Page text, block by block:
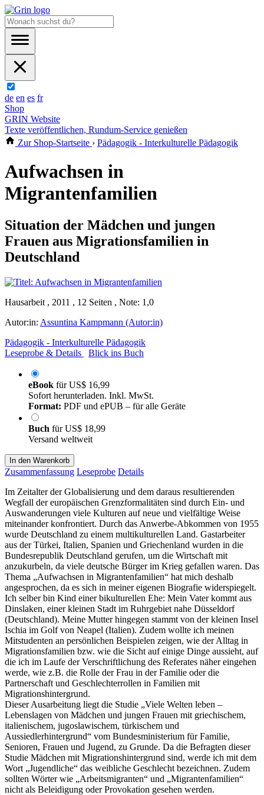
de en es fr
Shop
GRIN Website
Texte veröffentlichen, Rundum-Service genießen
Zur Shop-Startseite › Pädagogik - Interkulturelle Pädagogik
Aufwachsen in
Migrantenfamilien
Situation der Mädchen und jungen
Frauen aus Migrationsfamilien in
Deutschland
Hausarbeit , 2011 , 12 Seiten , Note: 1,0
Autor:in: Assuntina Kampmann (Autor:in)
Pädagogik - Interkulturelle Pädagogik
Leseprobe & Details
Blick ins Buch
eBook fürUS$ 16,99
Sofort herunterladen. Inkl. MwSt.
Format: PDF und ePUB – für alle Geräte
Buch fürUS$ 18,99
Versand weltweit
In den Warenkorb
Zusammenfassung Leseprobe Details
Im Zeitalter der Globalisierung und dem daraus resultierenden
Wegfall der europäischen Grenzformalitäten sind durch Ein- und
Auswanderungen viele Kulturen auf neue und vielfältige Weise
miteinander konfrontiert. Durch das Anwerbe-Abkommen von 1955
wurde Deutschland zu einem multikulturellen Land. Gastarbeiter
aus der Türkei, Italien, Spanien und Griechenland wurden in die
Bundesrepublik Deutschland gerufen, um die Wirtschaft mit
anzukurbeln, da viele deutsche Bürger im Krieg gefallen waren. Das
Thema „Aufwachsen in Migrantenfamilien“ hat mich deshalb
angesprochen, da es sich in meiner eigenen Biografie widerspiegelt.
Ich selber bin Kind einer bikulturellen Ehe: Mein Vater kommt aus
Dinslaken, einer kleinen Stadt im Ruhrgebiet nahe Düsseldorf
(Deutschland). Meine Mutter hingegen stammt von der kleinen Insel
Ischia im Golf von Neapel (Italien). Zudem wollte ich meinen
Mitstudenten an persönlichen Beispielen zeigen, wie der Alltag in
Migrationsfamilien bzw. wie die Sicht auf einige Dinge aussieht, auf
die ich im Laufe der Verschriftlichung des Referates näher eingehen
werde, wie z.B. die Rolle der Frau in der Familie oder die
Partnerschaft und Geschlechterrollen in Familien mit
Migrationshintergrund.
Dieser Ausarbeitung liegt die Studie „Viele Welten leben –
Lebenslagen von Mädchen und jungen Frauen mit griechischem,
italienischem, jugoslawischem, türkischem und
Aussiedlerhintergrund“ vom Bundesministerium für Familie,
Senioren, Frauen und Jugend, zu Grunde. Da die Befragten dieser
Studie Mädchen mit Migrationshintergrund sind, werde ich mit dem
Wort „Jugendliche“ das weibliche Geschlecht bezeichnen. Zudem
sollten Wörter wie „Arbeitsmigranten“ und „Migrantenfamilien“
nicht als Beleidigung oder Provokation gesehen werden.